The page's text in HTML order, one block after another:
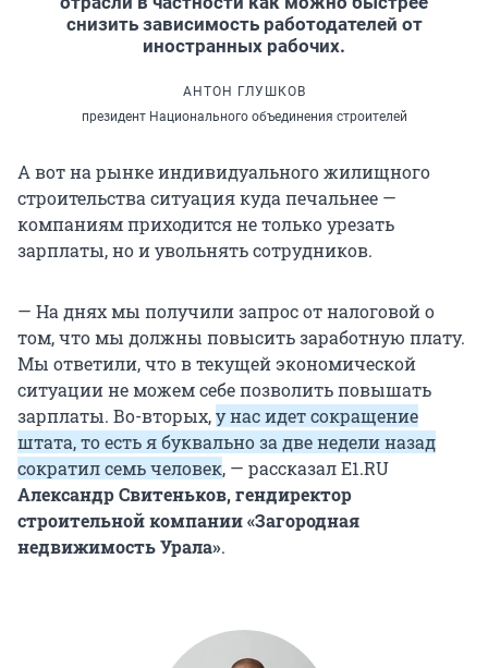
снизить зависимость работодателей от
иностранных рабочих.
АНТОН ГЛУШКОВ
президент Национального объединения строителей
А вот на рынке индивидуального жилищного
строительства ситуация куда печальнее —
компаниям приходится не только урезать
зарплаты, но и увольнять сотрудников.
— На днях мы получили запрос от налоговой о
том, что мы должны повысить заработную плату.
Мы ответили, что в текущей экономической
ситуации не можем себе позволить повышать
зарплаты. Во-вторых,у нас идет сокращение
штата, то есть я буквально за две недели назад
сократил семь человек, — рассказал E1.RU
Александр Свитеньков, гендиректор
строительной компании «Загородная
недвижимость Урала».